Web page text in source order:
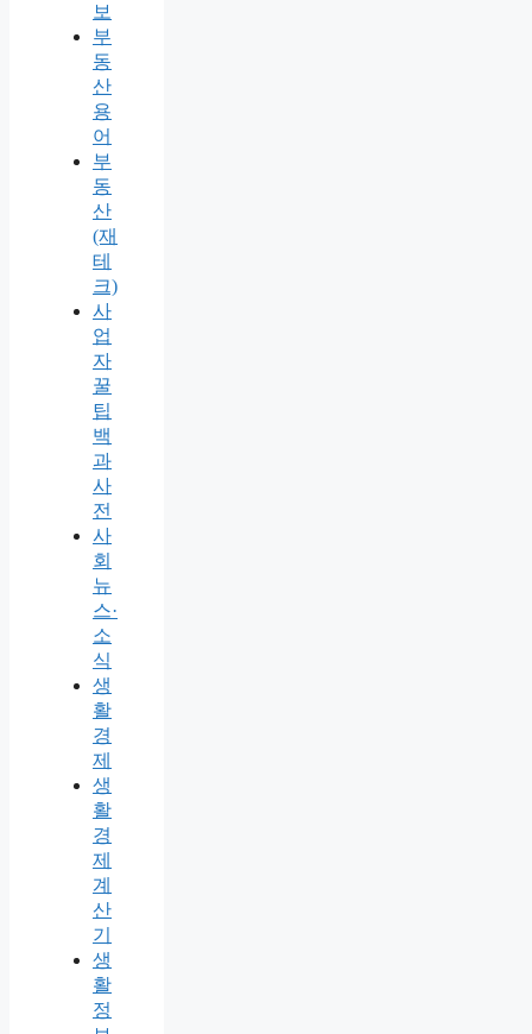
보
부
동
산
용
어
부
동
산
(재
테
크)
사
업
자
꿀
팁
백
과
사
전
사
회
뉴
스·
소
식
생
활
경
제
생
활
경
제
계
산
기
생
활
정